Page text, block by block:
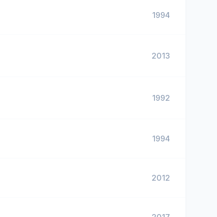
1994
2013
1992
1994
2012